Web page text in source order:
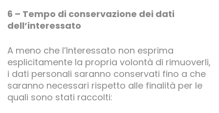
6 – Tempo di conservazione dei dati
dell’interessato
A meno che l’Interessato non esprima
esplicitamente la propria volontà di rimuoverli,
i dati personali saranno conservati fino a che
saranno necessari rispetto alle finalità per le
quali sono stati raccolti: